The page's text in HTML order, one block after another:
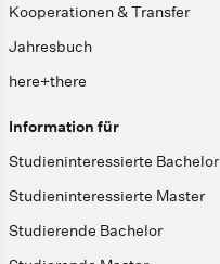
Kooperationen & Transfer
Jahresbuch
here+there
Information für
Studieninteressierte Bachelor
Studieninteressierte Master
Studierende Bachelor